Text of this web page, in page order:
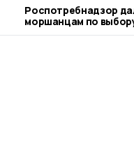
Роспотребнадзор
моршанцам по